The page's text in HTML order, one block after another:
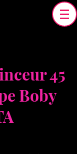
45
Boby